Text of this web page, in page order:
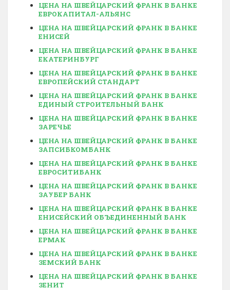
ЦЕНА НА ШВЕЙЦАРСКИЙ ФРАНК В БАНКЕ
ЕВРОКАПИТАЛ-АЛЬЯНС
ЦЕНА НА ШВЕЙЦАРСКИЙ ФРАНК В БАНКЕ
ЕНИСЕЙ
ЦЕНА НА ШВЕЙЦАРСКИЙ ФРАНК В БАНКЕ
ЕКАТЕРИНБУРГ
ЦЕНА НА ШВЕЙЦАРСКИЙ ФРАНК В БАНКЕ
ЕВРОПЕЙСКИЙ СТАНДАРТ
ЦЕНА НА ШВЕЙЦАРСКИЙ ФРАНК В БАНКЕ
ЕДИНЫЙ СТРОИТЕЛЬНЫЙ БАНК
ЦЕНА НА ШВЕЙЦАРСКИЙ ФРАНК В БАНКЕ
ЗАРЕЧЬЕ
ЦЕНА НА ШВЕЙЦАРСКИЙ ФРАНК В БАНКЕ
ЗАПСИБКОМБАНК
ЦЕНА НА ШВЕЙЦАРСКИЙ ФРАНК В БАНКЕ
ЕВРОСИТИБАНК
ЦЕНА НА ШВЕЙЦАРСКИЙ ФРАНК В БАНКЕ
ЗАУБЕР БАНК
ЦЕНА НА ШВЕЙЦАРСКИЙ ФРАНК В БАНКЕ
ЕНИСЕЙСКИЙ ОБЪЕДИНЕННЫЙ БАНК
ЦЕНА НА ШВЕЙЦАРСКИЙ ФРАНК В БАНКЕ
ЕРМАК
ЦЕНА НА ШВЕЙЦАРСКИЙ ФРАНК В БАНКЕ
ЗЕМСКИЙ БАНК
ЦЕНА НА ШВЕЙЦАРСКИЙ ФРАНК В БАНКЕ
ЗЕНИТ